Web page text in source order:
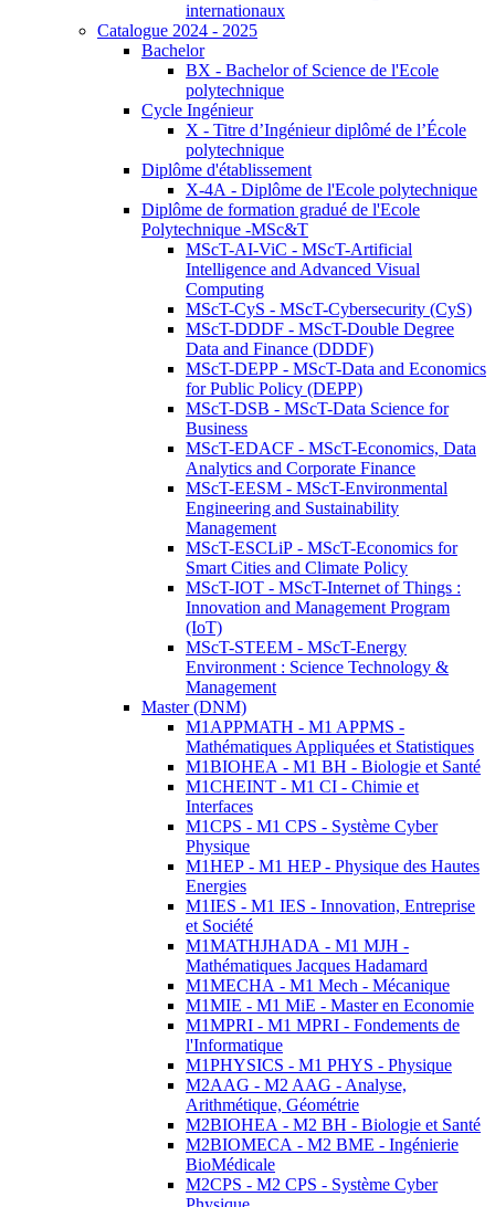
internationaux
Catalogue 2024 - 2025
Bachelor
BX - Bachelor of Science de l'Ecole
polytechnique
Cycle Ingénieur
X - Titre d’Ingénieur diplômé de l’École
polytechnique
Diplôme d'établissement
X-4A - Diplôme de l'Ecole polytechnique
Diplôme de formation gradué de l'Ecole
Polytechnique -MSc&T
MScT-AI-ViC - MScT-Artificial
Intelligence and Advanced Visual
Computing
MScT-CyS - MScT-Cybersecurity (CyS)
MScT-DDDF - MScT-Double Degree
Data and Finance (DDDF)
MScT-DEPP - MScT-Data and Economics
for Public Policy (DEPP)
MScT-DSB - MScT-Data Science for
Business
MScT-EDACF - MScT-Economics, Data
Analytics and Corporate Finance
MScT-EESM - MScT-Environmental
Engineering and Sustainability
Management
MScT-ESCLiP - MScT-Economics for
Smart Cities and Climate Policy
MScT-IOT - MScT-Internet of Things :
Innovation and Management Program
(IoT)
MScT-STEEM - MScT-Energy
Environment : Science Technology &
Management
Master (DNM)
M1APPMATH - M1 APPMS -
Mathématiques Appliquées et Statistiques
M1BIOHEA - M1 BH - Biologie et Santé
M1CHEINT - M1 CI - Chimie et
Interfaces
M1CPS - M1 CPS - Système Cyber
Physique
M1HEP - M1 HEP - Physique des Hautes
Energies
M1IES - M1 IES - Innovation, Entreprise
et Société
M1MATHJHADA - M1 MJH -
Mathématiques Jacques Hadamard
M1MECHA - M1 Mech - Mécanique
M1MIE - M1 MiE - Master en Economie
M1MPRI - M1 MPRI - Fondements de
l'Informatique
M1PHYSICS - M1 PHYS - Physique
M2AAG - M2 AAG - Analyse,
Arithmétique, Géométrie
M2BIOHEA - M2 BH - Biologie et Santé
M2BIOMECA - M2 BME - Ingénierie
BioMédicale
M2CPS - M2 CPS - Système Cyber